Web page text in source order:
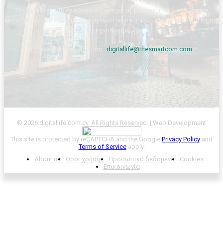
Το digitallife.com.cy έθεσε ως στόχο τη γνωριμία, εξοικείωση και
εκπαίδευση του ελληνικού αναγνωστικού κοινού με τα επιτεύγματα της
τεχνολογίας.
Επικοινωνήστε μαζί μας : digitallife@thesmartcom.com
© 2026 digitallife.com.cy. All Rights Reserved. | Web Development
This site is protected by reCAPTCHA and the Google Privacy Policy and
Terms of Serviceapply.
About us
Όροι χρήσης Προσωπικά δεδομένα
Cookies
Επικοινωνία